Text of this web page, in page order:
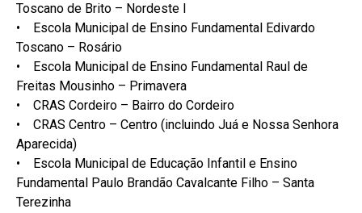
Toscano de Brito – Nordeste I
• Escola Municipal de Ensino Fundamental Edivardo
Toscano – Rosário
• Escola Municipal de Ensino Fundamental Raul de
Freitas Mousinho – Primavera
• CRAS Cordeiro – Bairro do Cordeiro
• CRAS Centro – Centro (incluindo Juá e Nossa Senhora
Aparecida)
• Escola Municipal de Educação Infantil e Ensino
Fundamental Paulo Brandão Cavalcante Filho – Santa
Terezinha